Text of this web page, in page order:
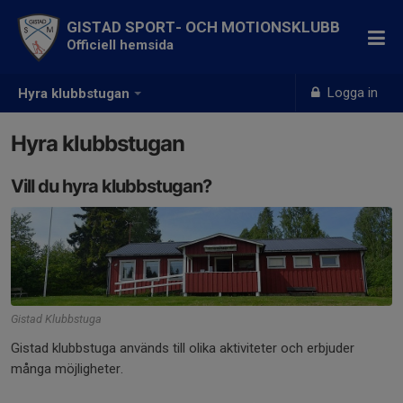
Hyra klubbstugan Logga in
GISTAD SPORT- OCH MOTIONSKLUBB
Officiell hemsida
Hyra klubbstugan
Vill du hyra klubbstugan?
Gistad Klubbstuga
Gistad klubbstuga används till olika aktiviteter och erbjuder
många möjligheter.